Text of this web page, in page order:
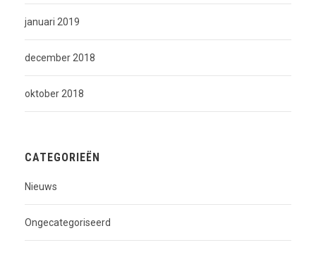
januari 2019
december 2018
oktober 2018
CATEGORIEËN
Nieuws
Ongecategoriseerd